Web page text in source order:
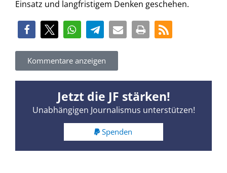
Einsatz und langfristigem Denken geschehen.
Kommentare anzeigen
Jetzt die JF stärken!
Unabhängigen Journalismus unterstützen!
Spenden